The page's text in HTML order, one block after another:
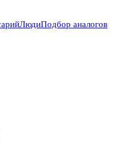
ЛюдиПодбор аналогов